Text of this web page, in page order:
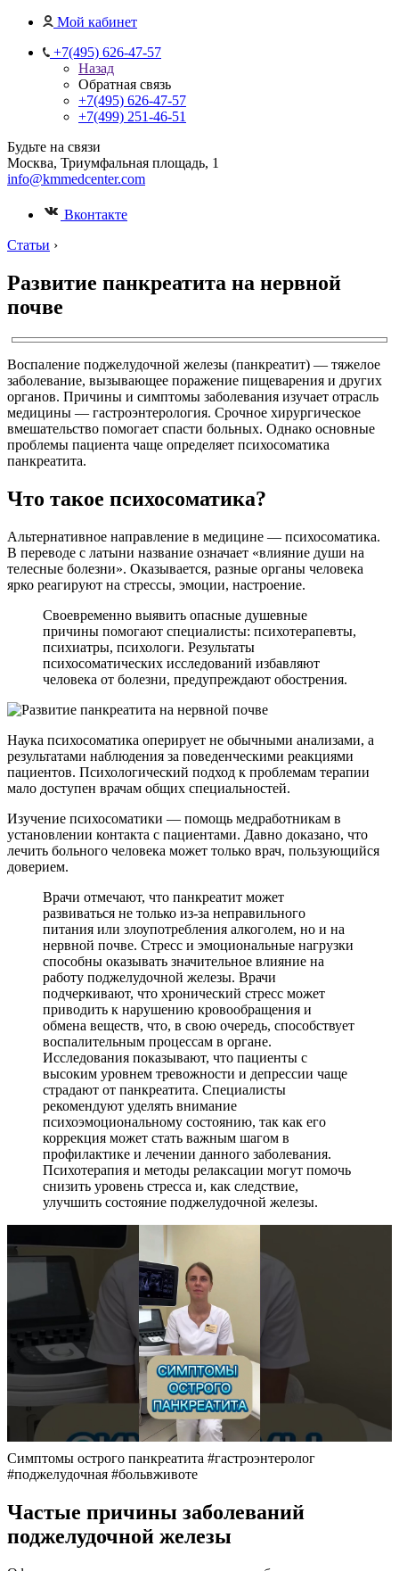
Мой кабинет
+7(495) 626-47-57
Назад
Обратная связь
+7(495) 626-47-57
+7(499) 251-46-51
Будьте на связи
Москва, Триумфальная площадь, 1
info@kmmedcenter.com
Вконтакте
Статьи ›
Развитие панкреатита на нервной
почве
Воспаление поджелудочной железы (панкреатит) — тяжелое
заболевание, вызывающее поражение пищеварения и других
органов. Причины и симптомы заболевания изучает отрасль
медицины — гастроэнтерология. Срочное хирургическое
вмешательство помогает спасти больных. Однако основные
проблемы пациента чаще определяет психосоматика
панкреатита.
Что такое психосоматика?
Альтернативное направление в медицине — психосоматика.
В переводе с латыни название означает «влияние души на
телесные болезни». Оказывается, разные органы человека
ярко реагируют на стрессы, эмоции, настроение.
Своевременно выявить опасные душевные
причины помогают специалисты: психотерапевты,
психиатры, психологи. Результаты
психосоматических исследований избавляют
человека от болезни, предупреждают обострения.
Наука психосоматика оперирует не обычными анализами, а
результатами наблюдения за поведенческими реакциями
пациентов. Психологический подход к проблемам терапии
мало доступен врачам общих специальностей.
Изучение психосоматики — помощь медработникам в
установлении контакта с пациентами. Давно доказано, что
лечить больного человека может только врач, пользующийся
доверием.
Врачи отмечают, что панкреатит может
развиваться не только из-за неправильного
питания или злоупотребления алкоголем, но и на
нервной почве. Стресс и эмоциональные нагрузки
способны оказывать значительное влияние на
работу поджелудочной железы. Врачи
подчеркивают, что хронический стресс может
приводить к нарушению кровообращения и
обмена веществ, что, в свою очередь, способствует
воспалительным процессам в органе.
Исследования показывают, что пациенты с
высоким уровнем тревожности и депрессии чаще
страдают от панкреатита. Специалисты
рекомендуют уделять внимание
психоэмоциональному состоянию, так как его
коррекция может стать важным шагом в
профилактике и лечении данного заболевания.
Психотерапия и методы релаксации могут помочь
снизить уровень стресса и, как следствие,
улучшить состояние поджелудочной железы.
Симптомы острого панкреатита #гастроэнтеролог
#поджелудочная #больвживоте
Частые причины заболеваний
поджелудочной железы